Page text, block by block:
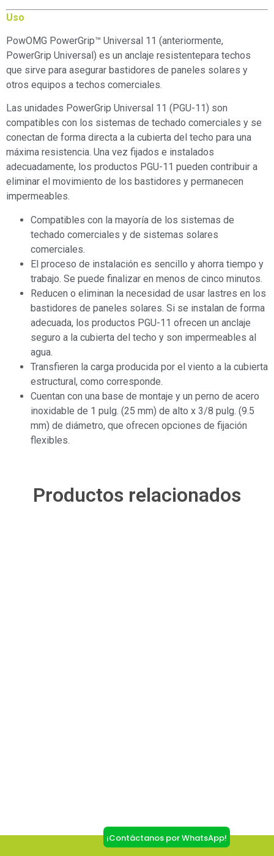
Uso
PowOMG PowerGrip™ Universal 11 (anteriormente,
PowerGrip Universal) es un anclaje resistentepara techos
que sirve para asegurar bastidores de paneles solares y
otros equipos a techos comerciales.
Las unidades PowerGrip Universal 11 (PGU-11) son
compatibles con los sistemas de techado comerciales y se
conectan de forma directa a la cubierta del techo para una
máxima resistencia. Una vez fijados e instalados
adecuadamente, los productos PGU-11 pueden contribuir a
eliminar el movimiento de los bastidores y permanecen
impermeables.
Compatibles con la mayoría de los sistemas de
techado comerciales y de sistemas solares
comerciales.
El proceso de instalación es sencillo y ahorra tiempo y
trabajo. Se puede finalizar en menos de cinco minutos.
Reducen o eliminan la necesidad de usar lastres en los
bastidores de paneles solares. Si se instalan de forma
adecuada, los productos PGU-11 ofrecen un anclaje
seguro a la cubierta del techo y son impermeables al
agua.
Transfieren la carga producida por el viento a la cubierta
estructural, como corresponde.
Cuentan con una base de montaje y un perno de acero
inoxidable de 1 pulg. (25 mm) de alto x 3/8 pulg. (9.5
mm) de diámetro, que ofrecen opciones de fijación
flexibles.
Productos relacionados
¡Contáctanos por WhatsApp!